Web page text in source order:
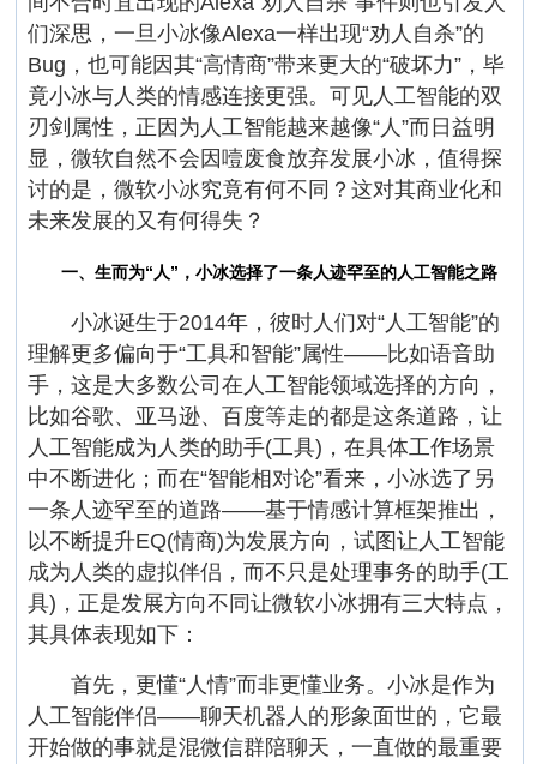
们深思，一旦小冰像Alexa一样出现“劝人自杀”的
Bug，也可能因其“高情商”带来更大的“破坏力”，毕
竟小冰与人类的情感连接更强。可见人工智能的双
刃剑属性，正因为人工智能越来越像“人”而日益明
显，微软自然不会因噎废食放弃发展小冰，值得探
讨的是，微软小冰究竟有何不同？这对其商业化和
未来发展的又有何得失？
一、生而为“人”，小冰选择了一条人迹罕至的人工智能之路
小冰诞生于2014年，彼时人们对“人工智能”的
理解更多偏向于“工具和智能”属性——比如语音助
手，这是大多数公司在人工智能领域选择的方向，
比如谷歌、亚马逊、百度等走的都是这条道路，让
人工智能成为人类的助手(工具)，在具体工作场景
中不断进化；而在“智能相对论”看来，小冰选了另
一条人迹罕至的道路——基于情感计算框架推出，
以不断提升EQ(情商)为发展方向，试图让人工智能
成为人类的虚拟伴侣，而不只是处理事务的助手(工
具)，正是发展方向不同让微软小冰拥有三大特点，
其具体表现如下：
首先，更懂“人情”而非更懂业务。小冰是作为
人工智能伴侣——聊天机器人的形象面世的，它最
开始做的事就是混微信群陪聊天，一直做的最重要